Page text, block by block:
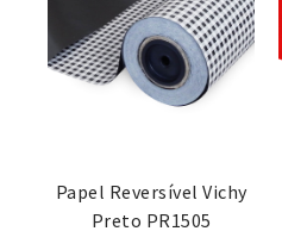
Papel Reversível Vichy
Preto PR1505